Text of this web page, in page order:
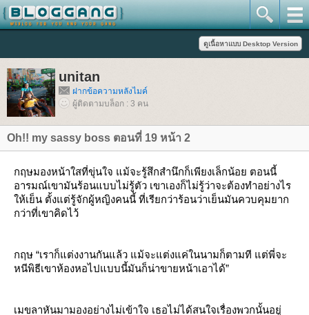
unitan
ฝากข้อความหลังไมค์
ผู้ติดตามบล็อก : 3 คน
Oh!! my sassy boss ตอนที่ 19 หน้า 2
กฤษมองหน้าใสที่ขุ่นใจ แม้จะรู้สึกสำนึกก็เพียงเล็กน้อย ตอนนี้
อารมณ์เขามันร้อนแบบไม่รู้ตัว เขาเองก็ไม่รู้ว่าจะต้องทำอย่างไร
ห้เย็น ตั้งแต่รู้จักผู้หญิงคนนี้ ที่เรียกว่าร้อนว่าเย็นมันควบคุมยาก
กว่าที่เขาคิดไว้
กฤษ “เราก็แต่งงานกันแล้ว แม้จะแต่งแค่ในนามก็ตามที แต่พี่จะ
หนีพิธีเขาห้องหอไปแบบนี้มันก็น่าขายหน้าเอาได้”
เมขลาหันมามองอย่างไม่เข้าใจ เธอไม่ได้สนใจเรื่องพวกนั้นอยู่